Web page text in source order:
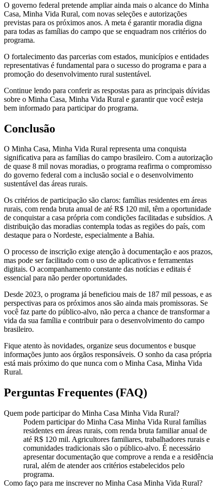
O governo federal pretende ampliar ainda mais o alcance do Minha
Casa, Minha Vida Rural, com novas seleções e autorizações
previstas para os próximos anos. A meta é garantir moradia digna
para todas as famílias do campo que se enquadram nos critérios do
programa.
O fortalecimento das parcerias com estados, municípios e entidades
representativas é fundamental para o sucesso do programa e para a
promoção do desenvolvimento rural sustentável.
Continue lendo para conferir as respostas para as principais dúvidas
sobre o Minha Casa, Minha Vida Rural e garantir que você esteja
bem informado para participar do programa.
Conclusão
O Minha Casa, Minha Vida Rural representa uma conquista
significativa para as famílias do campo brasileiro. Com a autorização
de quase 8 mil novas moradias, o programa reafirma o compromisso
do governo federal com a inclusão social e o desenvolvimento
sustentável das áreas rurais.
Os critérios de participação são claros: famílias residentes em áreas
rurais, com renda bruta anual de até R$ 120 mil, têm a oportunidade
de conquistar a casa própria com condições facilitadas e subsídios. A
distribuição das moradias contempla todas as regiões do país, com
destaque para o Nordeste, especialmente a Bahia.
O processo de inscrição exige atenção à documentação e aos prazos,
mas pode ser facilitado com o uso de aplicativos e ferramentas
digitais. O acompanhamento constante das notícias e editais é
essencial para não perder oportunidades.
Desde 2023, o programa já beneficiou mais de 187 mil pessoas, e as
perspectivas para os próximos anos são ainda mais promissoras. Se
você faz parte do público-alvo, não perca a chance de transformar a
vida da sua família e contribuir para o desenvolvimento do campo
brasileiro.
Fique atento às novidades, organize seus documentos e busque
informações junto aos órgãos responsáveis. O sonho da casa própria
está mais próximo do que nunca com o Minha Casa, Minha Vida
Rural.
Perguntas Frequentes (FAQ)
Quem pode participar do Minha Casa Minha Vida Rural?
Podem participar do Minha Casa Minha Vida Rural famílias
residentes em áreas rurais, com renda bruta familiar anual de
até R$ 120 mil. Agricultores familiares, trabalhadores rurais e
comunidades tradicionais são o público-alvo. É necessário
apresentar documentação que comprove a renda e a residência
rural, além de atender aos critérios estabelecidos pelo
programa.
Como faço para me inscrever no Minha Casa Minha Vida Rural?